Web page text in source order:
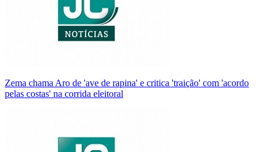
Zema chama Aro de 'ave de rapina' e critica 'traição' com 'acordo
pelas costas' na corrida eleitoral